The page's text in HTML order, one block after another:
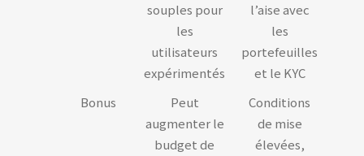
souples pour
les
utilisateurs
expérimentés
l’aise avec
les
portefeuilles
et le KYC
Bonus
Peut
augmenter le
budget de
Conditions
de mise
élevées,